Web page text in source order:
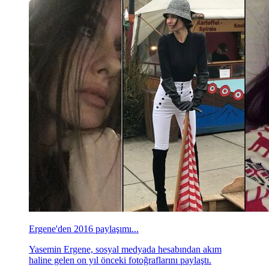
Ergene'den 2016 paylaşımı...
Yasemin Ergene, sosyal medyada hesabından akım
haline gelen on yıl önceki fotoğraflarını paylaştı.